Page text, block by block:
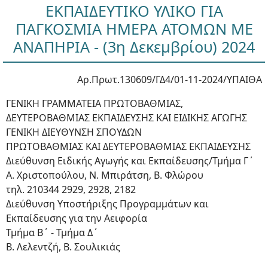
ΕΚΠΑΙΔΕΥΤΙΚΟ ΥΛΙΚΟ ΓΙΑ
ΠΑΓΚΟΣΜΙΑ ΗΜΕΡΑ ΑΤΟΜΩΝ ΜΕ
ΑΝΑΠΗΡΙΑ - (3η Δεκεμβρίου) 2024
Αρ.Πρωτ.130609/ΓΔ4/01-11-2024/ΥΠΑΙΘΑ
ΓΕΝΙΚΗ ΓΡΑΜΜΑΤΕΙΑ ΠΡΩΤΟΒΑΘΜΙΑΣ,
ΔΕΥΤΕΡΟΒΑΘΜΙΑΣ ΕΚΠΑΙΔΕΥΣΗΣ ΚΑΙ ΕΙΔΙΚΗΣ ΑΓΩΓΗΣ
ΓΕΝΙΚΗ ΔΙΕΥΘΥΝΣΗ ΣΠΟΥΔΩΝ
ΠΡΩΤΟΒΑΘΜΙΑΣ ΚΑΙ ΔΕΥΤΕΡΟΒΑΘΜΙΑΣ ΕΚΠΑΙΔΕΥΣΗΣ
Διεύθυνση Ειδικής Αγωγής και Εκπαίδευσης/Τμήμα Γ΄
Α. Χριστοπούλου, Ν. Μπιράτση, Β. Φλώρου
τηλ. 210344 2929, 2928, 2182
Διεύθυνση Υποστήριξης Προγραμμάτων και
Εκπαίδευσης για την Αειφορία
Τμήμα Β΄ - Τμήμα Δ΄
Β. Λελεντζή, Β. Σουλικιάς